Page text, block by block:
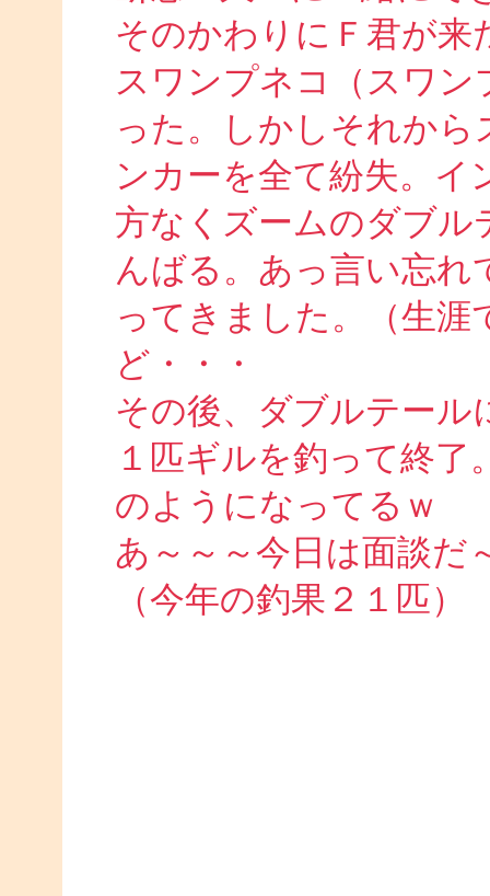
そのかわりにＦ君が来
スワンプネコ（スワ
った。しかしそれか
ンカーを全て紛失。イ
方なくズームのダブル
んばる。あっ言い忘れ
ってきました。（生涯
ど・・・
その後、ダブルテール
１匹ギルを釣って終
のようになってるｗ
あ～～～今日は面談だ
（今年の釣果２１匹）